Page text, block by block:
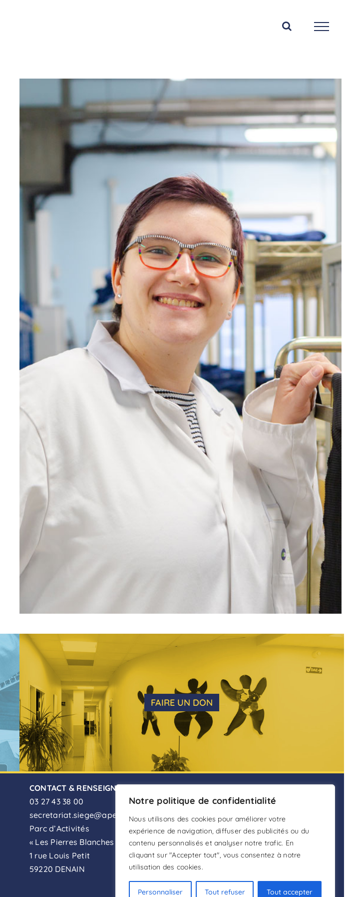
Notre politique de confidentialité
Nous utilisons des cookies pour améliorer votre
expérience de navigation, diffuser des publicités ou du
contenu personnalisés et analyser notre trafic. En
cliquant sur "Accepter tout", vous consentez à notre
utilisation des cookies.
Personnaliser Tout refuser Tout accepter
FAIRE UN DON
CONTACT & RENSEIGNEMENTS
03 27 43 38 00
secretariat.siege@apei-denain.fr
Parc d’Activités
« Les Pierres Blanches »
1 rue Louis Petit
59220 DENAIN
ADHÉSION
FAIRE UN DON
DEVENIR BÉNÉVOLE